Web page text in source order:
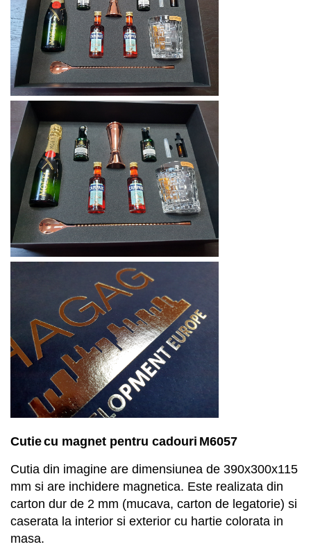
Cutiecu magnet pentru cadouri M6057
Cutia din imagine are dimensiunea de 390x300x115
mm si are inchidere magnetica. Este realizata din
carton dur de 2 mm (mucava, carton de legatorie) si
caserata la interior si exterior cu hartie colorata in
masa.